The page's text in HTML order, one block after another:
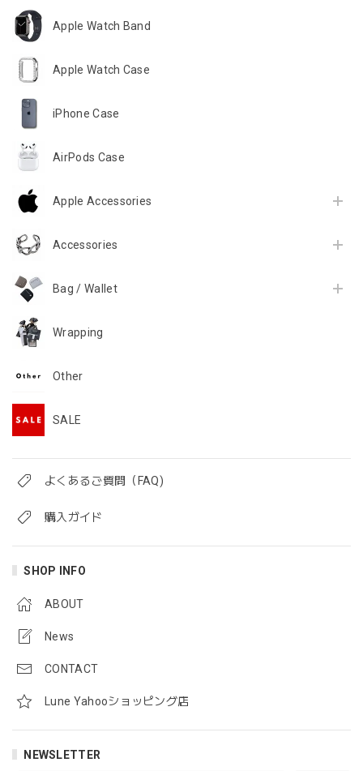
Apple Watch Band
Apple Watch Case
iPhone Case
AirPods Case
Apple Accessories
Accessories
Bag / Wallet
Wrapping
Other
SALE
よくあるご質問（FAQ)
購入ガイド
SHOP INFO
ABOUT
News
CONTACT
Lune Yahooショッピング店
NEWSLETTER